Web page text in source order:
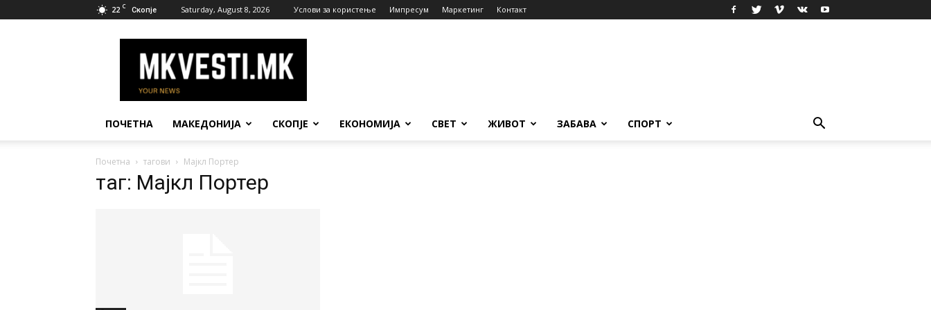
22 C Скопје Saturday, August 8, 2026 Услови за користење Импресум Маркетинг Контакт
Вести
ПОЧЕТНА МАКЕДОНИЈА СКОПЈЕ ЕКОНОМИЈА СВЕТ ЖИВОТ ЗАБАВА СПОРТ
Почетна тагови Мајкл Портер
таг: Мајкл Портер